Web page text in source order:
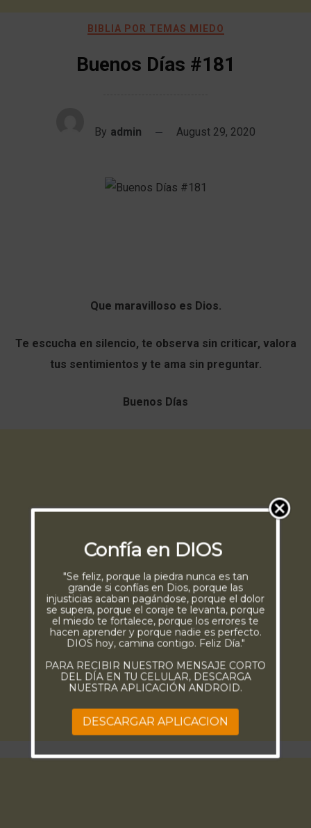
BIBLIA POR TEMAS MIEDO
Buenos Días #181
By admin August 29, 2020
Que maravilloso es Dios.
Te escucha en silencio, te observa sin criticar, valora
tus sentimientos y te ama sin preguntar.
Buenos Días
Confía en DIOS
"Se feliz, porque la piedra nunca es tan
grande si confías en Dios, porque las
injusticias acaban pagándose, porque el dolor
se supera, porque el coraje te levanta, porque
el miedo te fortalece, porque los errores te
hacen aprender y porque nadie es perfecto.
DIOS hoy, camina contigo. Feliz Día."
PARA RECIBIR NUESTRO MENSAJE CORTO
DEL DÍA EN TU CELULAR, DESCARGA
NUESTRA APLICACIÓN ANDROID.
DESCARGAR APLICACION